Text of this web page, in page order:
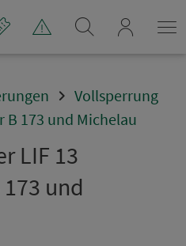
Vollsperrung
B 173 und Michelau
LIF 13
und